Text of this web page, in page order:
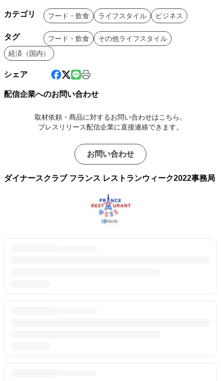
カテゴリ フード・飲食 ライフスタイル ビジネス
タグ フード・飲食
その他ライフスタイル
経済（国内）
シェア
配信企業へのお問い合わせ
取材依頼・商品に対するお問い合わせはこちら。
プレスリリース配信企業に直接連絡できます。
お問い合わせ
ダイナースクラブ フランス レストランウィーク2022事務局